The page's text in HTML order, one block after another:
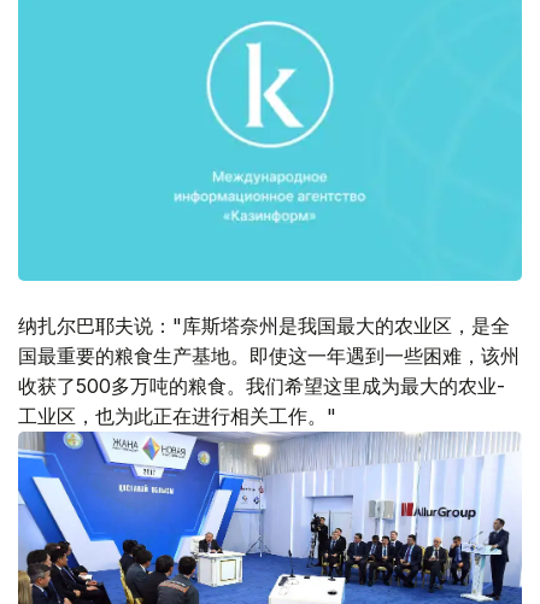
纳扎尔巴耶夫说："库斯塔奈州是我国最大的农业区，是全
国最重要的粮食生产基地。即使这一年遇到一些困难，该州
收获了500多万吨的粮食。我们希望这里成为最大的农业-
工业区，也为此正在进行相关工作。"